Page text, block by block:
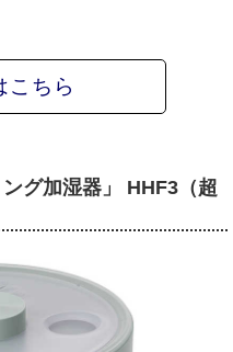
こちら
グ加湿器」 HHF3（超